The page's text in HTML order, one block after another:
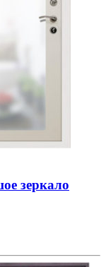
зеркало